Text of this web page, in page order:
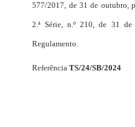
577/2017, de 31 de outubro,
2.ª Série, n.º 210, de 31
Regulamento.
ReferênciaTS/24/SB/2024